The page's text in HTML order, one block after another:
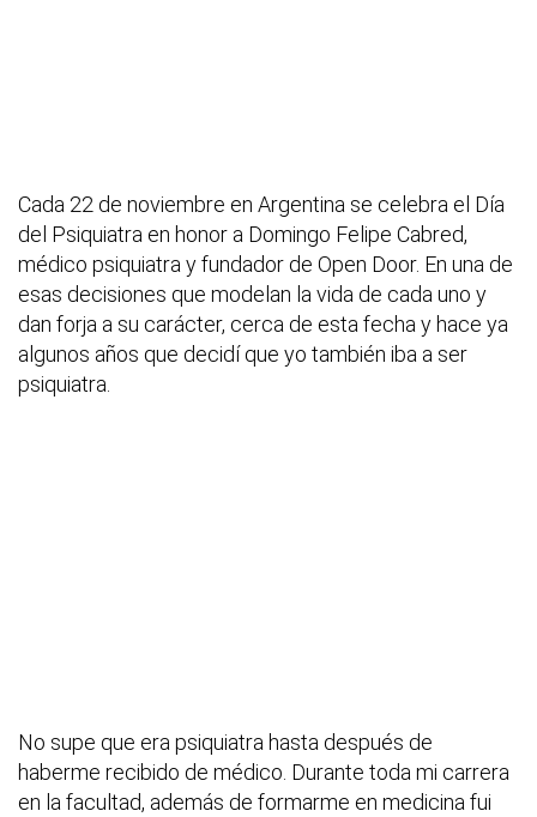
Cada 22 de noviembre en Argentina se celebra el Día
del Psiquiatra en honor a Domingo Felipe Cabred,
médico psiquiatra y fundador de Open Door. En una de
esas decisiones que modelan la vida de cada uno y
dan forja a su carácter, cerca de esta fecha y hace ya
algunos años que decidí que yo también iba a ser
psiquiatra.
No supe que era psiquiatra hasta después de
haberme recibido de médico. Durante toda mi carrera
en la facultad, además de formarme en medicina fui